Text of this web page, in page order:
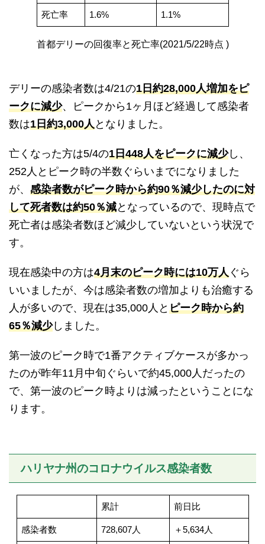
死亡率 1.6% 1.1%
首都デリーの回復率と死亡率(2021/5/22時点 )
デリーの感染者数は4/21の1日約28,000人増加をピ
ークに減少、ピークから1ヶ月ほど経過して感染者
数は1日約3,000人となりました。
亡くなった方は5/4の1日448人をピークに減少し、
252人とピーク時の半数ぐらいまでになりました
が、 感染者数がピーク時から約90％減少したのに対
して死者数は約50％減となっているので、現時点で
死亡者は感染者数ほど減少していないという状況で
す。
現在感染中の方は4月末のピーク時には10万人 ぐら
いいましたが、今は感染者数の増加よりも治癒する
人が多いので、現在は35,000人と ピーク時から約
65％減少しました。
第一波のピーク時で1番アクティブケースが多かっ
たのが昨年11 月中旬ぐらいで約45,000 人だったの
で、第一波のピーク時よりは減ったということにな
ります。
ハリヤナ州のコロナウイルス感染者数
累計 前日比
感染者数 728,607人 ＋5,634人